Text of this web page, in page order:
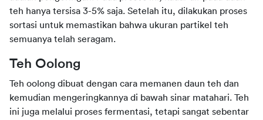
teh hanya tersisa 3-5% saja. Setelah itu, dilakukan proses
sortasi untuk memastikan bahwa ukuran partikel teh
semuanya telah seragam.
Teh Oolong
Teh oolong dibuat dengan cara memanen daun teh dan
kemudian mengeringkannya di bawah sinar matahari. Teh
ini juga melalui proses fermentasi, tetapi sangat sebentar